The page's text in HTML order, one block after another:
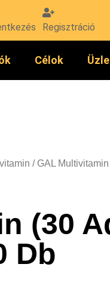
Regisztráció
Célok
/ GAL
(30
Db